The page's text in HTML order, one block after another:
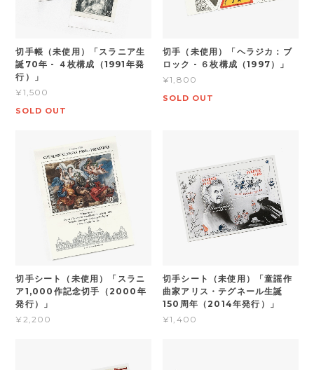
切手帳（未使用）「スラニア生
誕70年 - ４枚構成（1991年発
行）」
¥1,500
SOLD OUT
切手（未使用）「ヘラジカ：ブ
ロック - ６枚構成（1997）」
¥1,800
SOLD OUT
切手シート（未使用）「スラニ
ア1,000作記念切手（2000年
発行）」
¥2,200
切手シート（未使用）「童謡作
曲家アリス・テグネール生誕
150周年（2014年発行）」
¥1,400